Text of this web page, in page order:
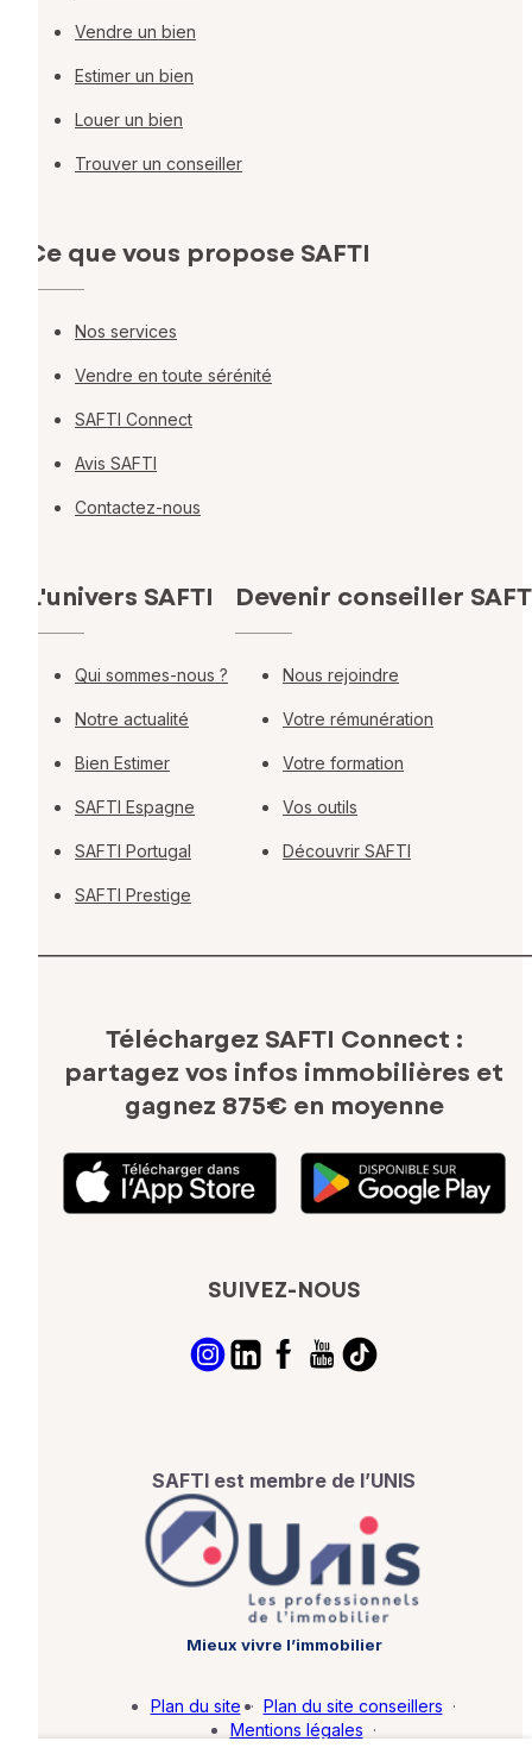
Vendre un bien
Estimer un bien
Louer un bien
Trouver un conseiller
Ce que vous propose SAFTI
Nos services
Vendre en toute sérénité
SAFTI Connect
Avis SAFTI
Contactez-nous
L'univers SAFTI
Qui sommes-nous ?
Notre actualité
Bien Estimer
SAFTI Espagne
SAFTI Portugal
SAFTI Prestige
Devenir conseiller
Nous rejoindre
Votre rémunération
Votre formation
Vos outils
Découvrir SAFTI
Téléchargez SAFTI Connect :
partagez vos infos immobilières et
gagnez 875€ en moyenne
SUIVEZ-NOUS
SAFTI est membre de l’UNIS
Mieux vivre l’immobilier
Plan du site · Plan du site conseillers ·
Mentions légales ·